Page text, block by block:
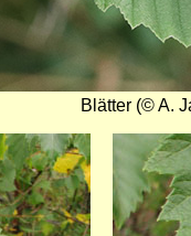
Blätter (© A.
Bild